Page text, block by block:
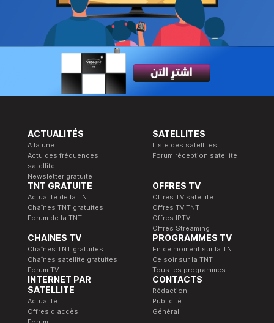
ACTUALITÉS
A la une
Actu des fréquences
satellite
Newsletter gratuite
SATELLITES
Liste des satellites
Forum réception satellite
TNT GRATUITE
Actualité de la TNT
Chaînes TNT gratuites
Forum de la TNT
OFFRES TV
Offres TV satellite
Offres TV TNT
Offres IPTV
Offres Streaming
CHAINES TV
Chaînes TNT gratuites
Chaînes satellite gratuites
Forum TV
PROGRAMMES TV
En ce moment sur la TNT
Ce soir sur la TNT
Tous les programmes
INTERNET PAR
SATELLITE
Actualité
Offres d'accès
CONTACTS
Rédaction
Publicité
Général